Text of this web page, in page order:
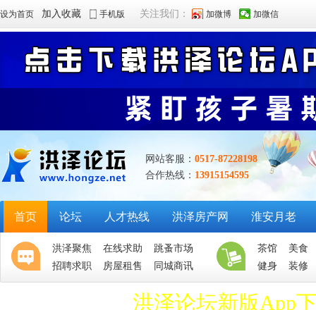
设为首页 加入收藏 手机版 关注我们： 加微博 加微信
网站客服： 0517-87228198
合作热线： 13915154595
首页 论坛 人才热线 洪泽房产网 淮安月老
洪泽聚焦 在线求助
跳蚤市场
招聘求职
房屋租售 同城商讯
茶馆
美食
健身
装修
洪泽论坛新版App